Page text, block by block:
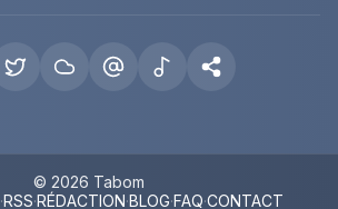
© 2026 Tabom
·RSS·RÉDACTION·BLOG·FAQ·CONTACT